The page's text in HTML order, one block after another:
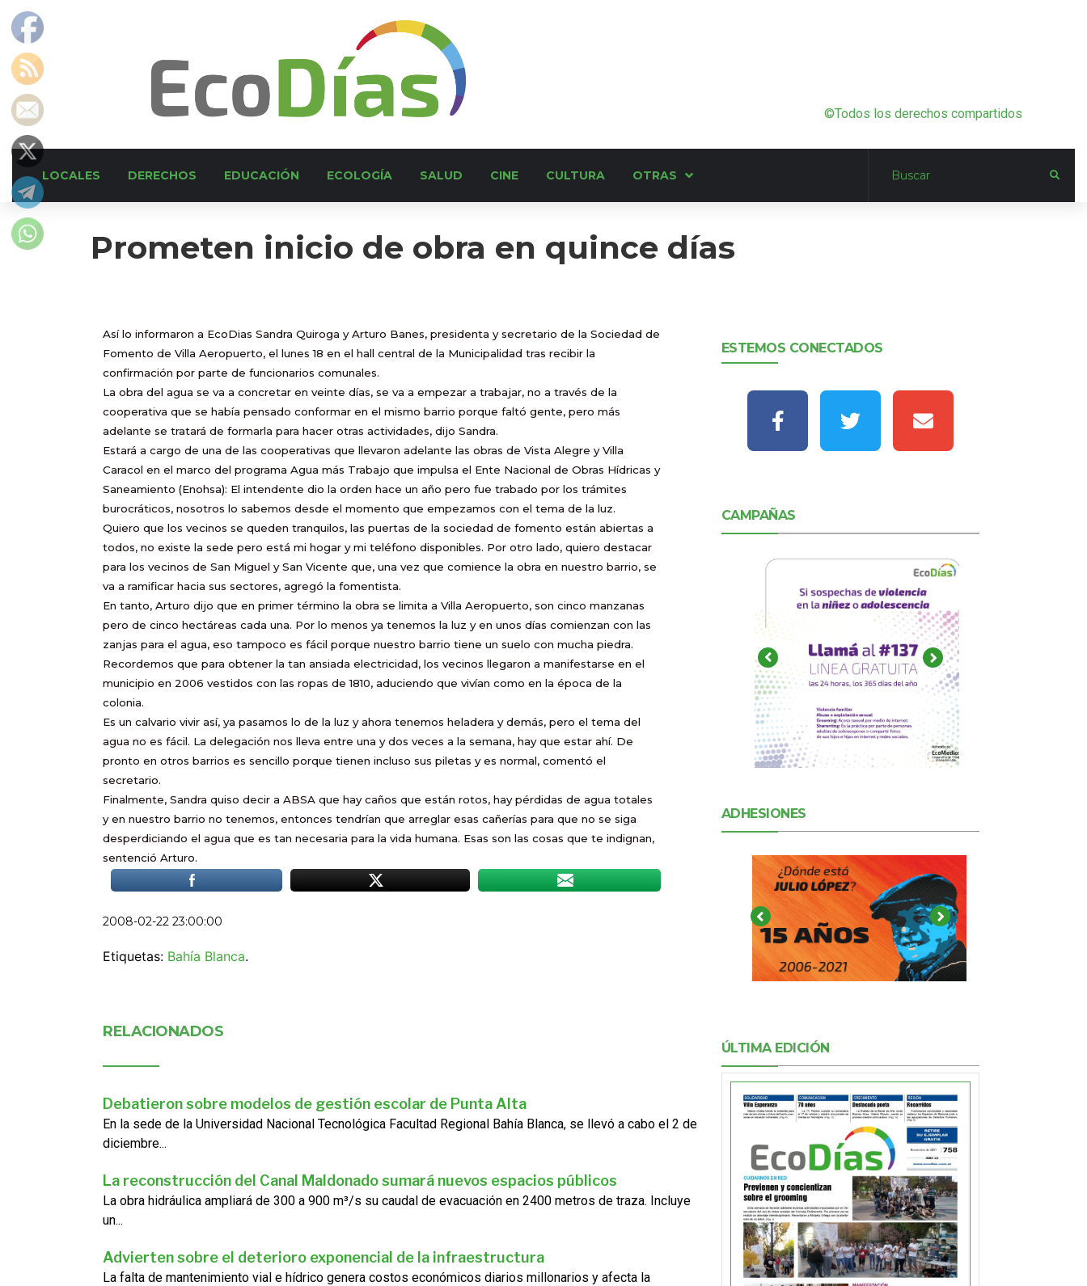
©Todos los derechos compartidos
LOCALES DERECHOS EDUCACIÓN ECOLOGÍA SALUD CINE CULTURA OTRAS
Prometen inicio de obra en quince días
Así lo informaron a EcoDias Sandra Quiroga y Arturo Banes, presidenta y secretario de la Sociedad de
Fomento de Villa Aeropuerto, el lunes 18 en el hall central de la Municipalidad tras recibir la
confirmación por parte de funcionarios comunales.
La obra del agua se va a concretar en veinte días, se va a empezar a trabajar, no a través de la
cooperativa que se había pensado conformar en el mismo barrio porque faltó gente, pero más
adelante se tratará de formarla para hacer otras actividades, dijo Sandra.
Estará a cargo de una de las cooperativas que llevaron adelante las obras de Vista Alegre y Villa
Caracol en el marco del programa Agua más Trabajo que impulsa el Ente Nacional de Obras Hídricas y
Saneamiento (Enohsa): El intendente dio la orden hace un año pero fue trabado por los trámites
burocráticos, nosotros lo sabemos desde el momento que empezamos con el tema de la luz.
Quiero que los vecinos se queden tranquilos, las puertas de la sociedad de fomento están abiertas a
todos, no existe la sede pero está mi hogar y mi teléfono disponibles. Por otro lado, quiero destacar
para los vecinos de San Miguel y San Vicente que, una vez que comience la obra en nuestro barrio, se
va a ramificar hacia sus sectores, agregó la fomentista.
En tanto, Arturo dijo que en primer término la obra se limita a Villa Aeropuerto, son cinco manzanas
pero de cinco hectáreas cada una. Por lo menos ya tenemos la luz y en unos días comienzan con las
zanjas para el agua, eso tampoco es fácil porque nuestro barrio tiene un suelo con mucha piedra.
Recordemos que para obtener la tan ansiada electricidad, los vecinos llegaron a manifestarse en el
municipio en 2006 vestidos con las ropas de 1810, aduciendo que vivían como en la época de la
colonia.
Es un calvario vivir así, ya pasamos lo de la luz y ahora tenemos heladera y demás, pero el tema del
agua no es fácil. La delegación nos lleva entre una y dos veces a la semana, hay que estar ahí. De
pronto en otros barrios es sencillo porque tienen incluso sus piletas y es normal, comentó el
secretario.
Finalmente, Sandra quiso decir a ABSA que hay caños que están rotos, hay pérdidas de agua totales
y en nuestro barrio no tenemos, entonces tendrían que arreglar esas cañerías para que no se siga
desperdiciando el agua que es tan necesaria para la vida humana. Esas son las cosas que te indignan,
sentenció Arturo.
2008-02-22 23:00:00
Etiquetas: Bahía Blanca.
RELACIONADOS
Debatieron sobre modelos de gestión escolar de Punta Alta
En la sede de la Universidad Nacional Tecnológica Facultad Regional Bahía Blanca, se llevó a cabo el 2 de
diciembre...
La reconstrucción del Canal Maldonado sumará nuevos espacios públicos
La obra hidráulica ampliará de 300 a 900 m³/s su caudal de evacuación en 2400 metros de traza. Incluye
un...
Advierten sobre el deterioro exponencial de la infraestructura
La falta de mantenimiento vial e hídrico genera costos económicos diarios millonarios y afecta la
ESTEMOS CONECTADOS
CAMPAÑAS
ADHESIONES
ÚLTIMA EDICIÓN